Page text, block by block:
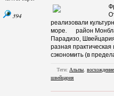
394
реализовали
море. район
Парадизо,
разная
сэкономить (в
Теги: Альпы, восхождение
швейцария